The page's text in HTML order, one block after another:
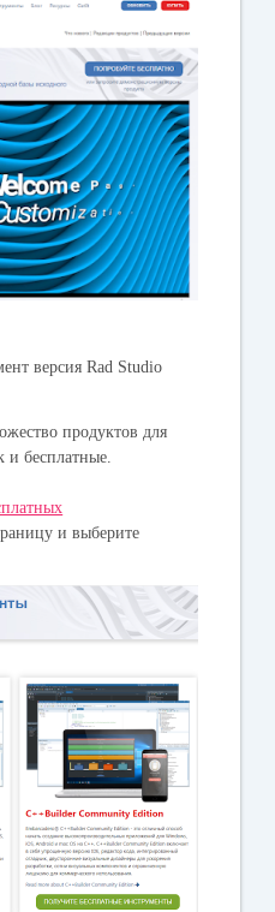
версия Rad Studio
продуктов для
и бесплатные.
и выберите